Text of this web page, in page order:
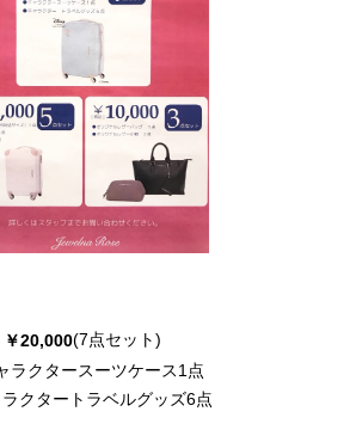
￥20,000(7点セット)
ラクタースーツケース1点
ラクタートラベルグッズ6点